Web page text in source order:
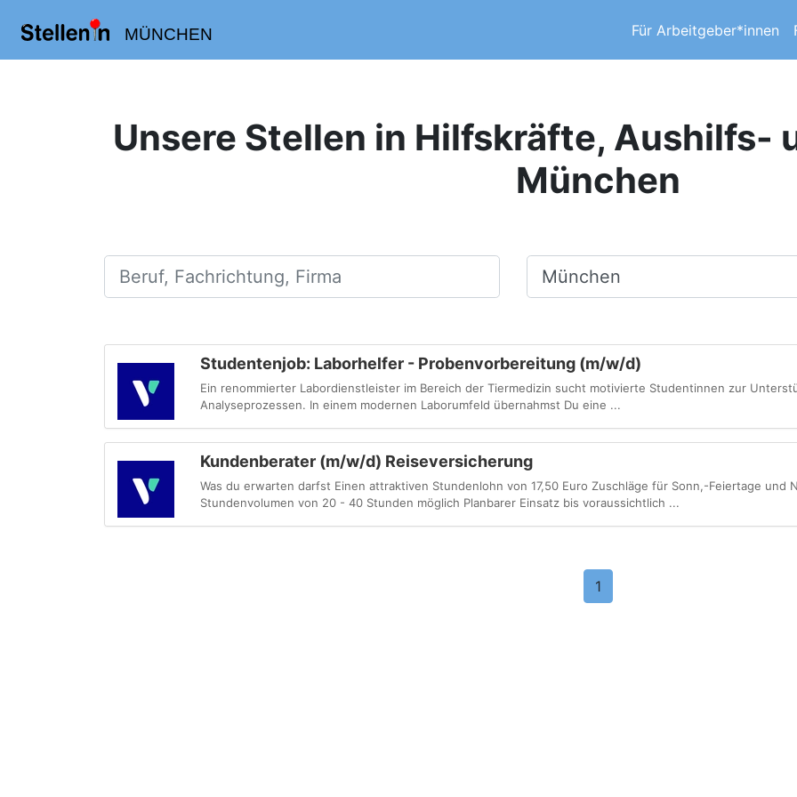
MÜNCHEN Für Arbeitgeber*innen
Unsere Stellen in Hilfskräfte, Aushilfs-
München
Beruf, Fachrichtung, Firma Ort, Stadt
Studentenjob: Laborhelfer - Probenvorbereitung (m/w/d)
Ein renommierter Labordienstleister im Bereich der Tiermedizin sucht motivierte Studentinnen zur
Analyseprozessen. In einem modernen Laborumfeld übernahmst Du eine ...
Kundenberater (m/w/d) Reiseversicherung
Was du erwarten darfst Einen attraktiven Stundenlohn von 17,50 Euro Zuschläge für Sonn,-Feiertage und
Stundenvolumen von 20 - 40 Stunden möglich Planbarer Einsatz bis voraussichtlich ...
1